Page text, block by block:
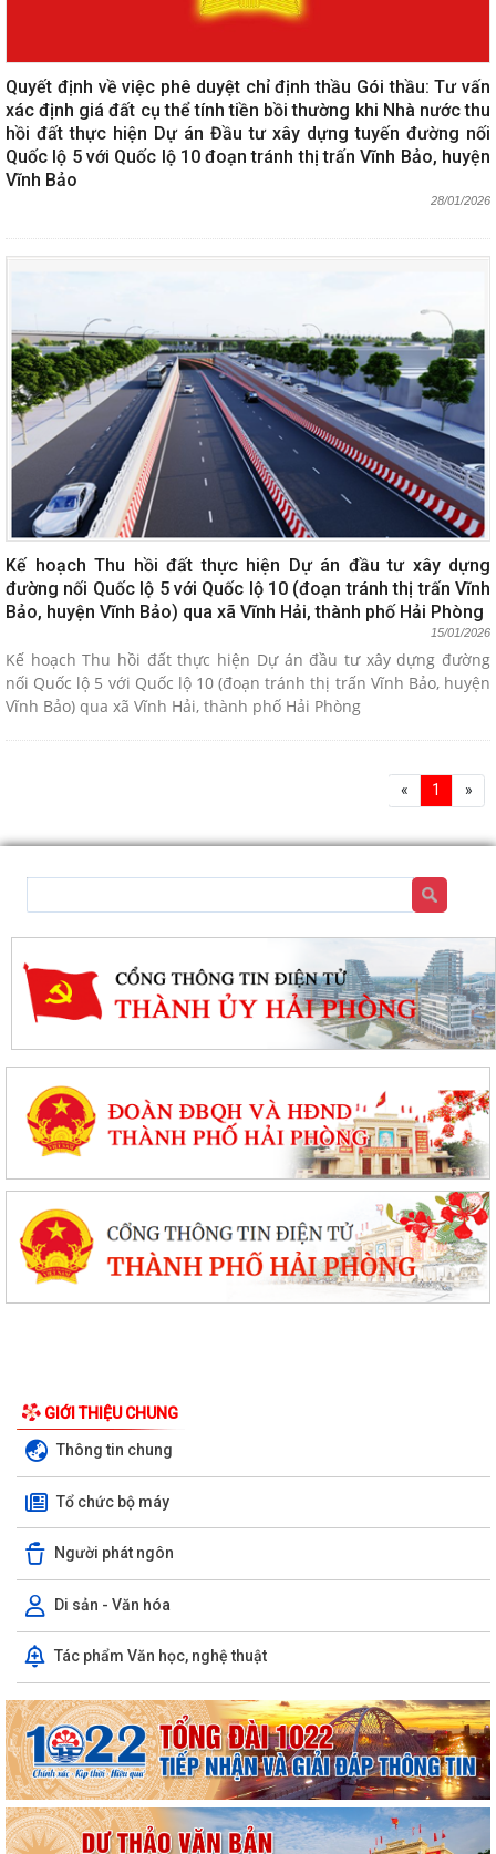
Quyết định về việc phê duyệt chỉ định thầu Gói thầu: Tư vấn
xác định giá đất cụ thể tính tiền bồi thường khi Nhà nước thu
hồi đất thực hiện Dự án Đầu tư xây dựng tuyến đường nối
Quốc lộ 5 với Quốc lộ 10 đoạn tránh thị trấn Vĩnh Bảo, huyện
Vĩnh Bảo
28/01/2026
Kế hoạch Thu hồi đất thực hiện Dự án đầu tư xây dựng
đường nối Quốc lộ 5 với Quốc lộ 10 (đoạn tránh thị trấn Vĩnh
Bảo, huyện Vĩnh Bảo) qua xã Vĩnh Hải, thành phố Hải Phòng
15/01/2026
Kế hoạch Thu hồi đất thực hiện Dự án đầu tư xây dựng đường
nối Quốc lộ 5 với Quốc lộ 10 (đoạn tránh thị trấn Vĩnh Bảo, huyện
Vĩnh Bảo) qua xã Vĩnh Hải, thành phố Hải Phòng
« 1 »
GIỚI THIỆU CHUNG
Thông tin chung
Tổ chức bộ máy
Người phát ngôn
Di sản - Văn hóa
Tác phẩm Văn học, nghệ thuật